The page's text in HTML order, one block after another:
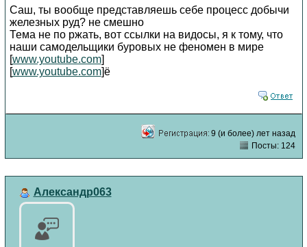
Саш, ты вообще представляешь себе процесс добычи
железных руд? не смешно
Тема не по ржать, вот ссылки на видосы, я к тому, что
наши самодельщики буровых не феномен в мире
[www.youtube.com]
[www.youtube.com]ё
9 (и более) лет назад
Посты: 124
Александр063